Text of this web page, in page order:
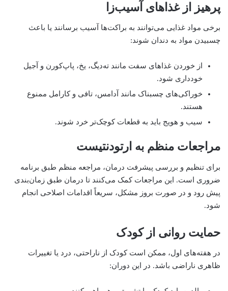
پرهیز از غذاهای آسیب‌زا
برخی مواد غذایی می‌توانند به براکت‌ها آسیب برسانند یا باعث
چسبیدن مواد به دندان شوند:
از خوردن غذاهای سفت مانند ته‌دیگ، یخ، پاپ‌کورن و آجیل
خودداری شود.
خوراکی‌های چسبناک مانند آدامس، تافی و کارامل ممنوع
هستند.
سیب و هویج باید به قطعات کوچک‌تر خرد شوند.
مراجعات منظم به ارتودنتیست
برای تنظیم و بررسی پیشرفت درمان، مراجعه منظم طبق برنامه
ضروری است. این مراجعات کمک می‌کنند تا درمان طبق زمان‌بندی
پیش رود و در صورت بروز مشکل، سریعاً اقدامات اصلاحی انجام
شود.
حمایت روانی از کودک
در هفته‌های اول، ممکن است کودک از ناراحتی، درد یا تغییرات
ظاهری ناراضی باشد. در این دوران: